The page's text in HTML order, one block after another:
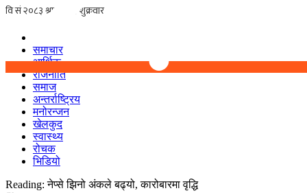
समाचार
आर्थिक
राजनीति
समाज
अन्तर्राष्ट्रिय
मनोरन्जन
खेलकुद
स्वास्थ्य
रोचक
भिडियो
Reading: नेप्से झिनो अंकले बढ्यो, कारोबारमा वृद्धि